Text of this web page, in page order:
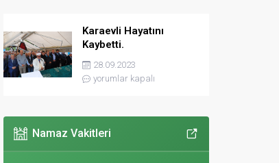
Karaevli Hayatını
Kaybetti.
28.09.2023
yorumlar kapalı
Namaz Vakitleri